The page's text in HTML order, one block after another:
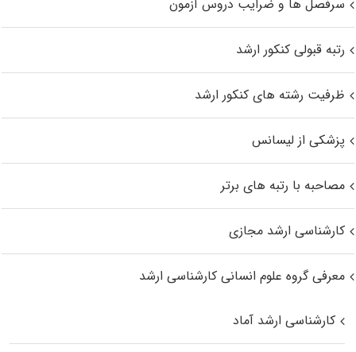
سرفصل ها و ضرایب دروس آزمون
رتبه قبولی کنکور ارشد
ظرفیت رشته های کنکور ارشد
پزشکی از لیسانس
مصاحبه با رتبه های برتر
کارشناسی ارشد مجازی
معرفی گروه علوم انسانی کارشناسی ارشد
کارشناسی ارشد آماد